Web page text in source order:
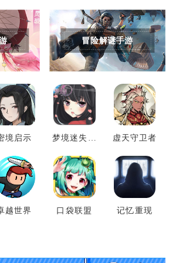
冒险解谜手游
境启示
梦境迷失之
虚天守卫者
越世界 口袋联盟 记忆重现